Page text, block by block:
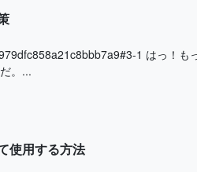
1 はっ！も
。...
使用する方法